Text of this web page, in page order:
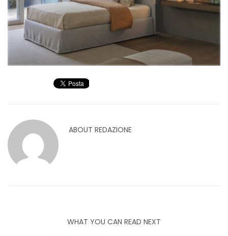
ABOUT REDAZIONE
WHAT YOU CAN READ NEXT